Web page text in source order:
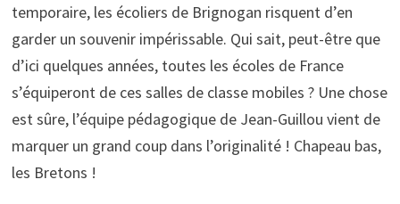
temporaire, les écoliers de Brignogan risquent d’en
garder un souvenir impérissable. Qui sait, peut-être que
d’ici quelques années, toutes les écoles de France
s’équiperont de ces salles de classe mobiles ? Une chose
est sûre, l’équipe pédagogique de Jean-Guillou vient de
marquer un grand coup dans l’originalité ! Chapeau bas,
les Bretons !